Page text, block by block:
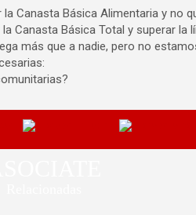
Canasta Básica Alimentaria y no
Canasta Básica Total y superar la
más que a nadie, pero no